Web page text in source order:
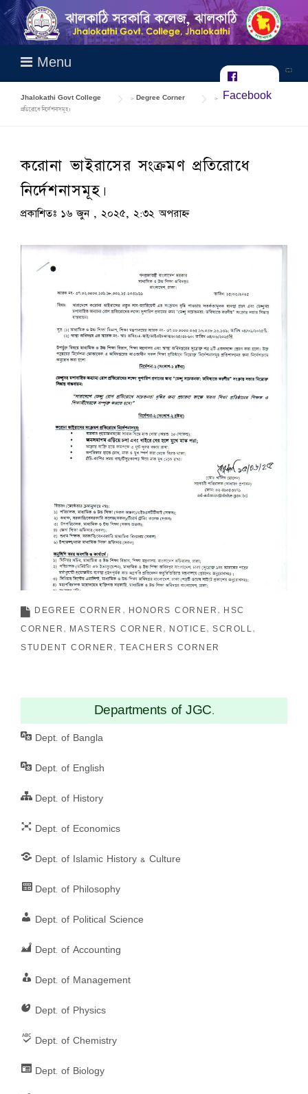
Skip
content
Menu
Facebook
Jhalokathi Govt College > Degree Corner >
করোনা ভাইরাসের সংক্রমণ
প্রতিরোধে নির্দেশনাসমূহ।
করোনা ভাইরাসের সংক্রমণ প্রতিরোধে
নির্দেশনাসমূহ।
প্রকাশিতঃ ১৬ জুন , ২০২৫, ২:৩২ অপরাহ্ন
DEGREE CORNER HONORS CORNER HSC
CORNER MASTERS CORNER NOTICE SCROLL
STUDENT CORNER TEACHERS CORNER
Departments of JGC.
Dept. of Bangla
Dept. of English
Dept. of History
Dept. of Economics
Dept. of Islamic History & Culture
Dept. of Philosophy
Dept. of Political Science
Dept. of Accounting
Dept. of Management
Dept. of Physics
Dept. of Chemistry
Dept. of Biology